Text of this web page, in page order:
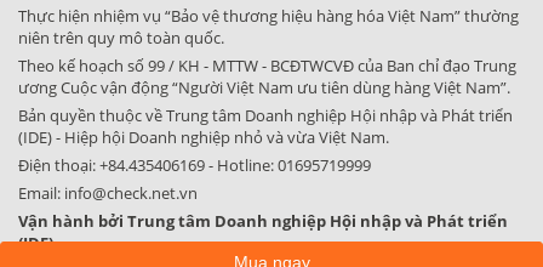
Thực hiện nhiệm vụ “Bảo vệ thương hiệu hàng hóa Việt Nam” thường
niên trên quy mô toàn quốc.
Theo kế hoạch số 99 / KH - MTTW - BCĐTWCVĐ của Ban chỉ đạo Trung
ương Cuộc vận động “Người Việt Nam ưu tiên dùng hàng Việt Nam”.
Bản quyền thuộc về Trung tâm Doanh nghiệp Hội nhập và Phát triển
(IDE) - Hiệp hội Doanh nghiệp nhỏ và vừa Việt Nam.
Điện thoại:+84.435406169- Hotline:01695719999
Email: info@check.net.vn
Vận hành bởi Trung tâm Doanh nghiệp Hội nhập và Phát triển
(IDE)